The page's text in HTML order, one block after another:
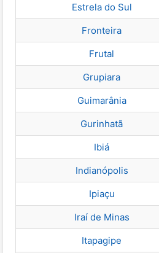
Estrela do Sul
Fronteira
Frutal
Grupiara
Guimarânia
Gurinhatã
Ibiá
Indianópolis
Ipiaçu
Iraí de Minas
Itapagipe